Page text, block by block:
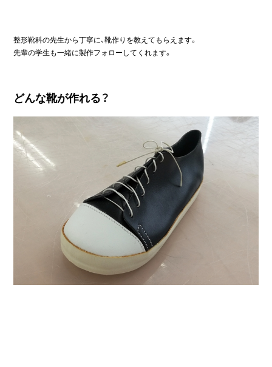
整形靴科の先生から丁寧に、靴作りを教えてもらえます。
先輩の学生も一緒に製作フォローしてくれます。
どんな靴が作れる？